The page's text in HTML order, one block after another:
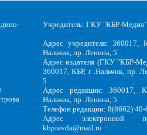
Учредитель: ГКУ "КБР-Медиа"
Адрес учредителя: 360017,
Нальчик, пр. Ленина, 5
Адрес издателя (ГКУ "КБР-
360017, КБР, г .Нальчик, пр.
5
Адрес редакции: 360017,
Нальчик, пр. Ленина, 5
Телефон редакции: 8(8662)
Адрес электронной
kbpravda@mail.ru